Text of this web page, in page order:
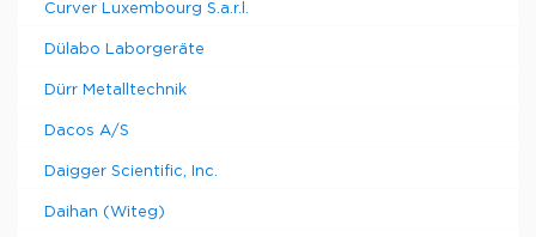
Curver Luxembourg S.a.r.l.
Dülabo Laborgeräte
Dürr Metalltechnik
Dacos A/S
Daigger Scientific, Inc.
Daihan (Witeg)